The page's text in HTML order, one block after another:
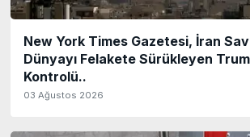
New York Times Gazetesi, İran
Dünyayı Felakete Sürükleyen
Kontrolü..
03 Ağustos 2026